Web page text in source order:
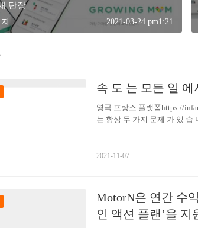
단장
2021-03-24 pm1:21
속 도 는 모든 일
영국 프랑스 플랫폼https://
는 항상 두 가지 문제 가 있
전한 분석…
2021-11-07
MotorN은 연간 수
인 액션 플랜’을